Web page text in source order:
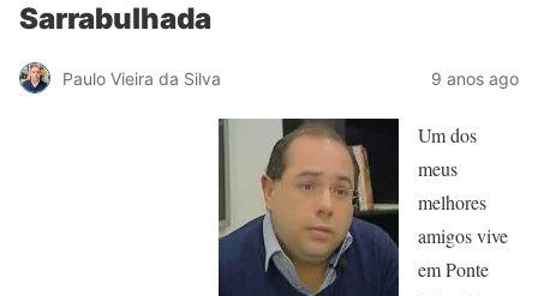
Sarrabulhada
Paulo Vieira da Silva 9 anos ago
Um dos
meus
melhores
amigos vive
em Ponte